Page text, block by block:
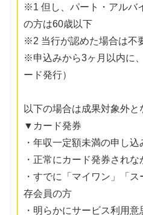
※1 但し、パート・アルバ
の方は60歳以下
※2 当行が認めた場合は不
※申込みから3ヶ月以内に
ード発行）
以下の場合は成果対象外と
▼カード発券
・年収一定額未満の申し
・正常にカード発券されな
・すでに「マイワン」「
存会員の方
・明らかにサービス利用